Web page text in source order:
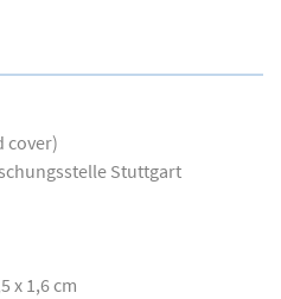
cover)
Stuttgart
x 1,6 cm